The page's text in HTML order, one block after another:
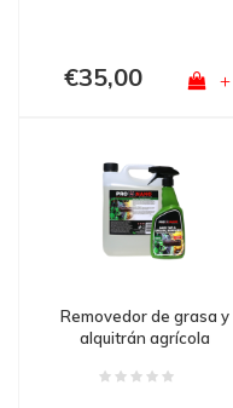
€35,00 +
Removedor de grasa y
alquitrán agrícola